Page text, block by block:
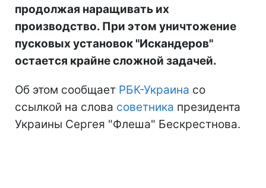
продолжая наращивать их
производство. При этом уничтожение
пусковых установок "Искандеров"
остается крайне сложной задачей.
Об этом сообщает РБК-Украина со
ссылкой на слова советника президента
Украины Сергея "Флеша" Бескрестнова.